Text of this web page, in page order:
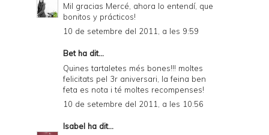
Mil gracias Mercé, ahora lo entendí, que
bonitos y prácticos!
10 de setembre del 2011, a les 9:59
Betha dit...
Quines tartaletes més bones!!! moltes
felicitats pel 3r aniversari, la feina ben
feta es nota i té moltes recompenses!
10 de setembre del 2011, a les 10:56
Isabel ha dit...